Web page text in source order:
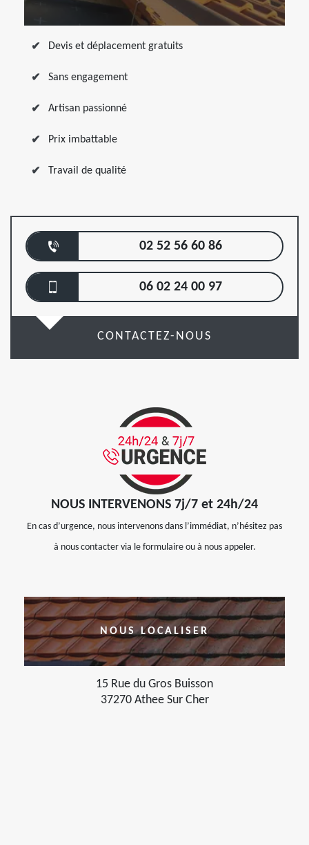
Devis et déplacement gratuits
Sans engagement
Artisan passionné
Prix imbattable
Travail de qualité
02 52 56 60 86
06 02 24 00 97
CONTACTEZ-NOUS
NOUS INTERVENONS 7j/7 et 24h/24
En cas d’urgence, nous intervenons dans l’immédiat, n’hésitez pas
à nous contacter via le formulaire ou à nous appeler.
NOUS LOCALISER
15 Rue du Gros Buisson
37270 Athee Sur Cher